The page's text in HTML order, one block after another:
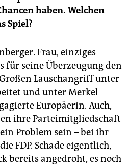
haben. Welchen
Spiel?
Frau, einziges
für seine Überzeugung den
Lauschangriff unter
und unter Merkel
Europäerin. Auch,
ihre Parteimitgliedschaft
Problem sein – bei ihr
FDP. Schade eigentlich,
bereits angedroht, es noch